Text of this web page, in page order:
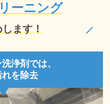
ーニング
ます！
浄剤では、
を除去